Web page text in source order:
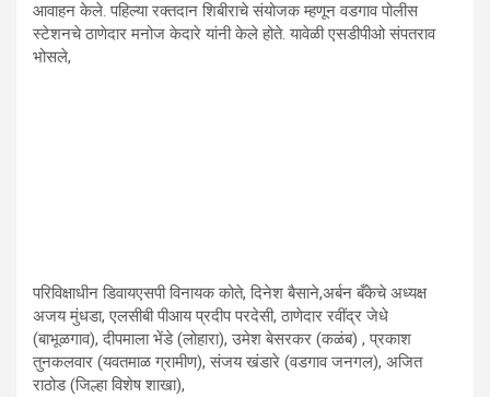
आवाहन केले. पहिल्या रक्तदान शिबीराचे संयोजक म्हणून वडगाव पोलीस
स्टेशनचे ठाणेदार मनोज केदारे यांनी केले होते. यावेळी एसडीपीओ संपतराव
भोसले,
परिविक्षाधीन डिवायएसपी विनायक कोते, दिनेश बैसाने,अर्बन बँकेचे अध्यक्ष
अजय मुंधडा, एलसीबी पीआय प्रदीप परदेसी, ठाणेदार रवींद्र जेधे
(बाभूळगाव), दीपमाला भेंडे (लोहारा), उमेश बेसरकर (कळंब) , प्रकाश
तुनकलवार (यवतमाळ ग्रामीण), संजय खंडारे (वडगाव जनगल), अजित
राठोड (जिल्हा विशेष शाखा),